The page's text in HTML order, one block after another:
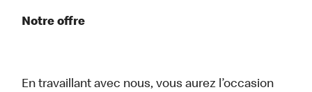
Notre offre
En travaillant avec nous, vous aurez l’occasion